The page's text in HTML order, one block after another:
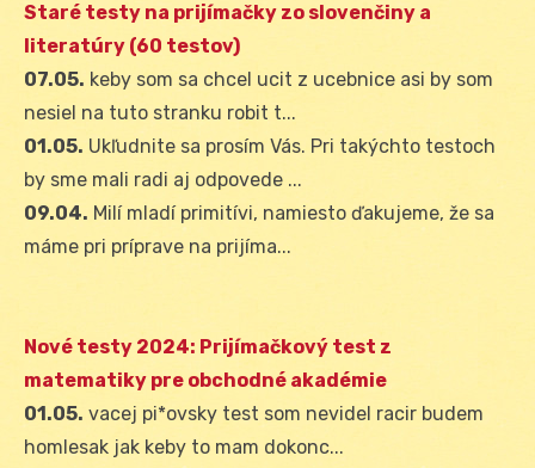
Staré testy na prijímačky zo slovenčiny a
literatúry (60 testov)
07.05. keby som sa chcel ucit z ucebnice asi by som
nesiel na tuto stranku robit t...
01.05. Ukľudnite sa prosím Vás. Pri takýchto testoch
by sme mali radi aj odpovede ...
09.04. Milí mladí primitívi, namiesto ďakujeme, že sa
máme pri príprave na prijíma...
Nové testy 2024: Prijímačkový test z
matematiky pre obchodné akadémie
01.05. vacej pi*ovsky test som nevidel racir budem
homlesak jak keby to mam dokonc...